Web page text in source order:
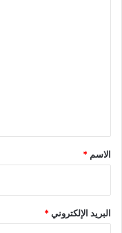
*
الاسم *
البريد الإلكتروني*